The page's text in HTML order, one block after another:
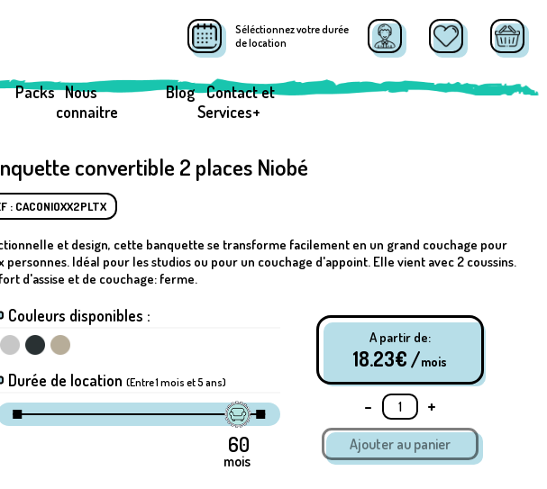
Séléctionnez votre durée
de location
Packs Nous
connaitre
Blog Contact et
Services+
convertible 2 places Niobé
: CACONIOXX2PLTX
et design, cette banquette se transforme facilement en un grand couchage pour
personnes. Idéal pour les studios ou pour un couchage d'appoint. Elle vient avec 2 coussins.
d'assise et de couchage: ferme.
Couleurs disponibles :
Durée de location(Entre 1 mois et 5 ans)
mois
A partir de:
18.23€ /mois
- +